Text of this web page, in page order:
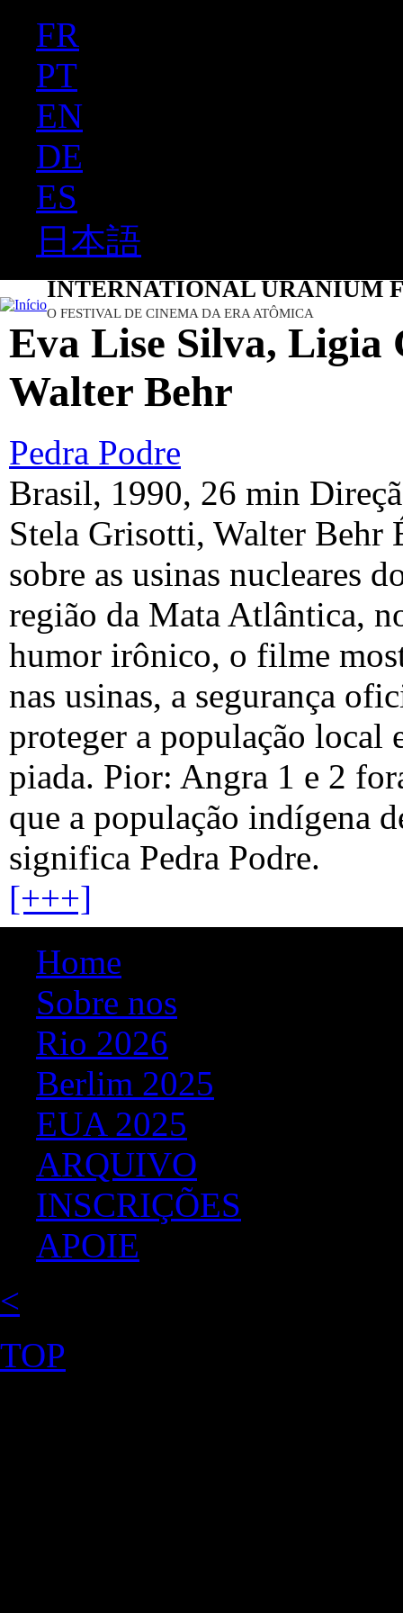
FR
PT
EN
DE
ES
日本語
INTERNATIONAL URANIUM
O FESTIVAL DE CINEMA DA ERA ATÔMICA
Eva Lise Silva,
Walter Behr
Pedra Podre
Brasil, 1990, 26 min
Stela Grisotti, Walter
sobre as usinas nucleares
região da Mata Atlântica,
humor irônico, o filme
nas usinas, a segurança
proteger a população local
piada. Pior: Angra 1 e 2
que a população indígena
significa Pedra Podre.
[+++]
Home
Sobre nos
Rio 2026
Berlim 2025
EUA 2025
ARQUIVO
INSCRIÇÕES
APOIE
<
TOP